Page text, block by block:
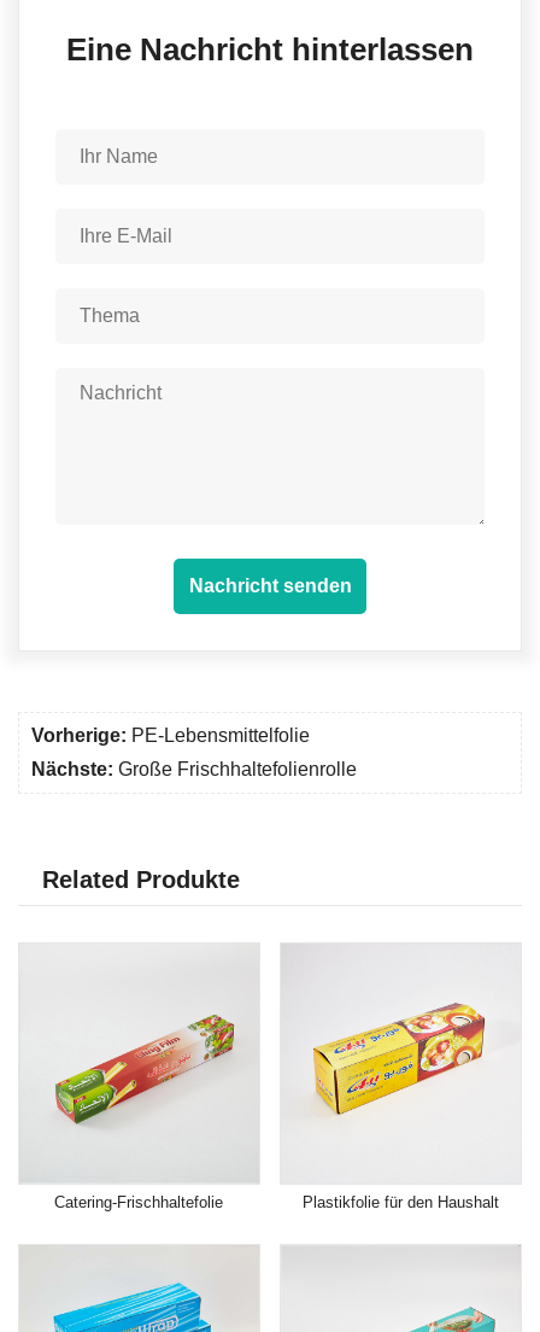
Eine Nachricht hinterlassen
Nachricht senden
Vorherige: PE-Lebensmittelfolie
Nächste: Große Frischhaltefolienrolle
Related Produkte
Catering-Frischhaltefolie Plastikfolie für den Haushalt